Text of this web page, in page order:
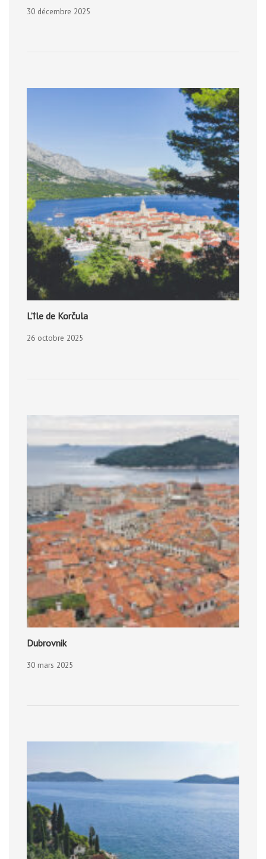
30 décembre 2025
L’île de Korčula
26 octobre 2025
Dubrovnik
30 mars 2025